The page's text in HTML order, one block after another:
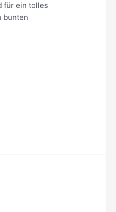
für ein tolles
bunten